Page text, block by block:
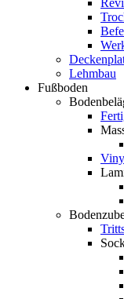
Lehmbau
Fußboden